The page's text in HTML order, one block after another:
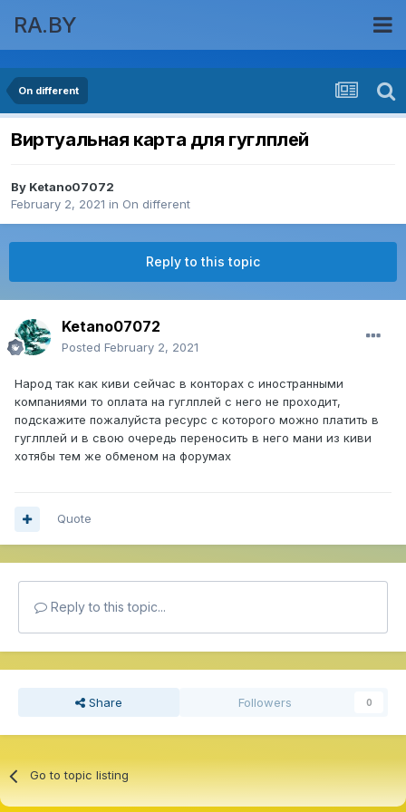
RA.BY
On different
Виртуальная карта для гуглплей
By Ketano07072
February 2, 2021 in On different
Reply to this topic
Ketano07072
Posted February 2, 2021
Народ так как киви сейчас в конторах с иностранными
компаниями то оплата на гуглплей с него не проходит,
подскажите пожалуйста ресурс с которого можно платить в
гуглплей и в свою очередь переносить в него мани из киви
хотябы тем же обменом на форумах
Quote
Reply to this topic...
Share Followers 0
Go to topic listing